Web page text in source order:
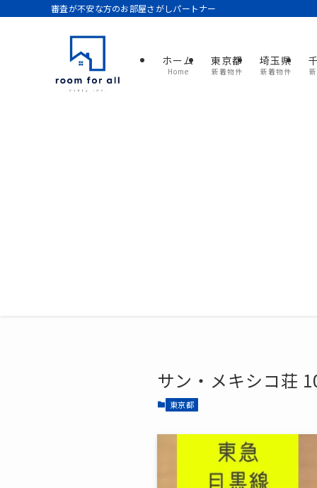
審査が不安な方のお部屋さがしパートナー
ホーム
Home
東京都
新着物件
埼玉県
新着物件
サン・メキシコ荘
東京都